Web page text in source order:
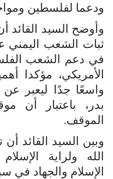
ودعما لفلسطين
وأوضح السيد القائد
ثبات الشعب اليمني
في دعم الشعب
الأمريكي، مؤكدا
واسعًا جدًا ليعبر عن
بدر، باعتبار أن
الموقف.
وبين السيد القائد
الله ولراية
الإسلام والجهاد في